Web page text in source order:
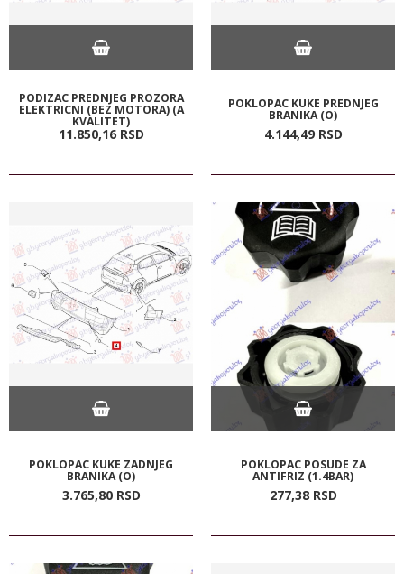
PODIZAC PREDNJEG PROZORA
ELEKTRICNI (BEZ MOTORA) (A
KVALITET)
11.850,16 RSD
POKLOPAC KUKE PREDNJEG
BRANIKA (O)
4.144,49 RSD
POKLOPAC KUKE ZADNJEG
BRANIKA (O)
3.765,80 RSD
POKLOPAC POSUDE ZA
ANTIFRIZ (1.4BAR)
277,38 RSD